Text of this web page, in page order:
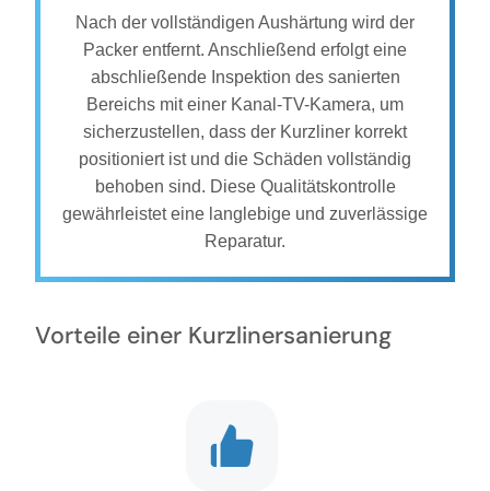
Nach der vollständigen Aushärtung wird der
Packer entfernt. Anschließend erfolgt eine
abschließende Inspektion des sanierten
Bereichs mit einer Kanal-TV-Kamera, um
sicherzustellen, dass der Kurzliner korrekt
positioniert ist und die Schäden vollständig
behoben sind. Diese Qualitätskontrolle
gewährleistet eine langlebige und zuverlässige
Reparatur.
Vorteile einer Kurzlinersanierung